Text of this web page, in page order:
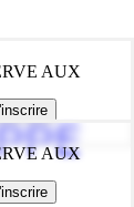
AUX
AUX